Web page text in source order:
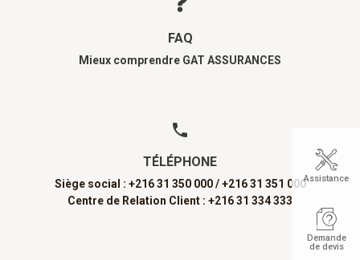
FAQ
Mieux comprendre GAT ASSURANCES
TÉLÉPHONE
Siège social : +216 31 350 000 / +216 31 351 000
Centre de Relation Client : +216 31 334 333
Assistance
Demande
de devis